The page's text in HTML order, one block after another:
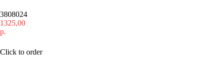
3808024
1325,00
р.
Click to order